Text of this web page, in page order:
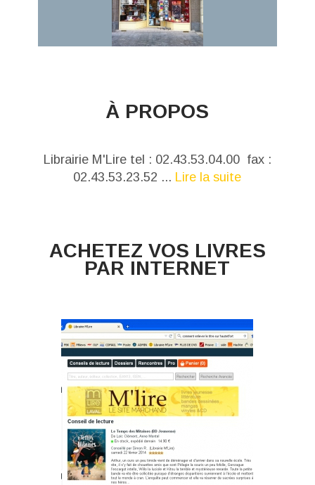
À PROPOS
Librairie M'Lire tel : 02.43.53.04.00 fax :
02.43.53.23.52 ... Lire la suite
ACHETEZ VOS LIVRES
PAR INTERNET